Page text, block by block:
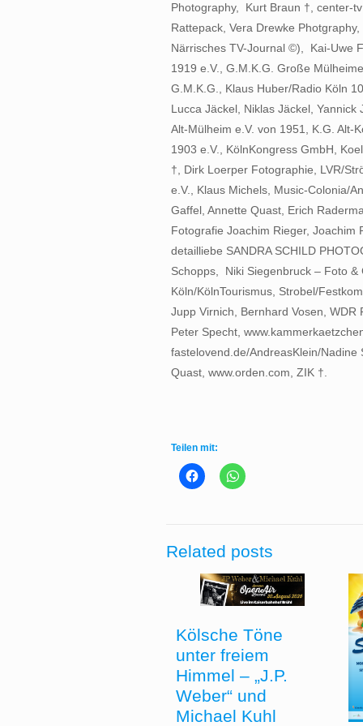
Photography, Kurt Braun †, center-
Rattepack, Vera Drewke
Närrisches TV-Journal ©), Kai-Uwe
1919 e.V., G.M.K.G. Große
G.M.K.G., Klaus Huber/Radio Köln
Lucca Jäckel, Niklas Jäckel,
Alt-Mülheim e.V. von 1951, K.G. Alt-
1903 e.V., KölnKongress GmbH,
†, Dirk Loerper Fotographie, LVR/
e.V., Klaus Michels, Music-Colonia/
Gaffel, Annette Quast, Erich
Fotografie Joachim Rieger, Joachim
detailliebe SANDRA SCHILD
Schopps, Niki Siegenbruck – Foto
Köln/KölnTourismus, Strobel/
Jupp Virnich, Bernhard Vosen,
Peter Specht,
fastelovend.de/AndreasKlein/
Quast, www.orden.com, ZIK †.
Teilen mit:
Related posts
Kölsche Töne
unter freiem
Himmel – „J.P.
Weber“ und
Michael Kuhl